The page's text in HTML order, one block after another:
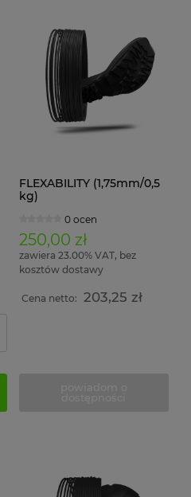
FLEXABILITY (1,75mm/0,5
kg)
0 ocen
250,00 zł
zawiera 23.00% VAT, bez
kosztów dostawy
Cena netto: 203,25 zł